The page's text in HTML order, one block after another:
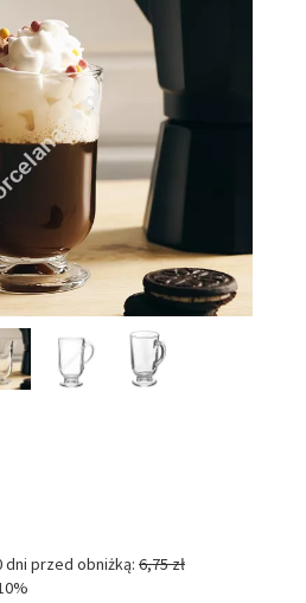
dni przed obniżką: 6,75 zł